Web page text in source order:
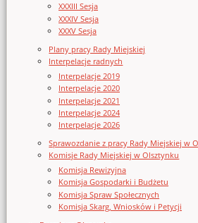
XXXIII Sesja
XXXIV Sesja
XXXV Sesja
Plany pracy Rady Miejskiej
Interpelacje radnych
Interpelacje 2019
Interpelacje 2020
Interpelacje 2021
Interpelacje 2024
Interpelacje 2026
Sprawozdanie z pracy Rady Miejskiej w
Komisje Rady Miejskiej w Olsztynku
Komisja Rewizyjna
Komisja Gospodarki i Budżetu
Komisja Spraw Społecznych
Komisja Skarg, Wniosków i Petycji